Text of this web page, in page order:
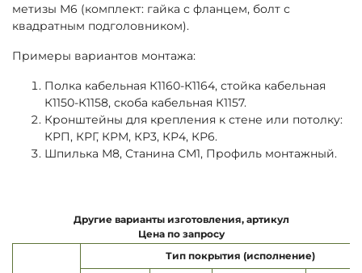
метизы М6 (комплект: гайка с фланцем, болт с
квадратным подголовником).
Примеры вариантов монтажа:
Полка кабельная К1160-К1164, стойка кабельная
К1150-К1158, скоба кабельная К1157.
Кронштейны для крепления к стене или потолку:
КРП, КРГ, КРМ, КР3, КР4, КР6.
Шпилька М8, Станина СМ1, Профиль монтажный.
Другие варианты изготовления, артикул
Цена по запросу
Тип покрытия (исполнение)